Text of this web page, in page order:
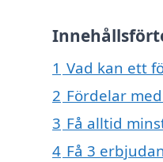
1 Vad kan ett
2 Fördelar
3 Få alltid
4 Få 3